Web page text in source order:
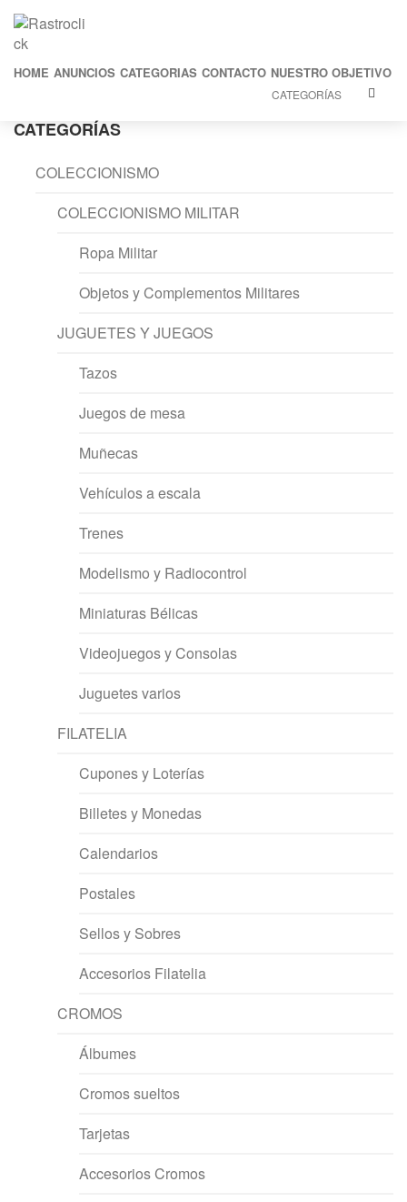
HOME ANUNCIOS CATEGORIAS CONTACTO NUESTRO OBJETIVO
CATEGORÍAS
CATEGORÍAS
COLECCIONISMO
COLECCIONISMO MILITAR
Ropa Militar
Objetos y Complementos Militares
JUGUETES Y JUEGOS
Tazos
Juegos de mesa
Muñecas
Vehículos a escala
Trenes
Modelismo y Radiocontrol
Miniaturas Bélicas
Videojuegos y Consolas
Juguetes varios
FILATELIA
Cupones y Loterías
Billetes y Monedas
Calendarios
Postales
Sellos y Sobres
Accesorios Filatelia
CROMOS
Álbumes
Cromos sueltos
Tarjetas
Accesorios Cromos